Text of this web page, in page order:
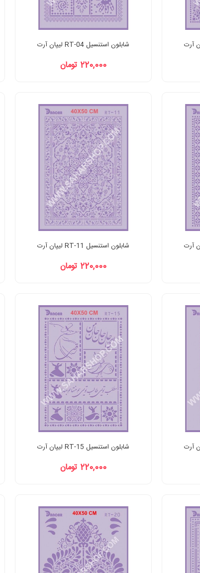
شابلون استنسیل RT-04 لیپان آرت
220,000 تومان
شابلون استنسیل RT-11 لیپان آرت
220,000 تومان
شابلون استنسیل RT-15 لیپان آرت
220,000 تومان